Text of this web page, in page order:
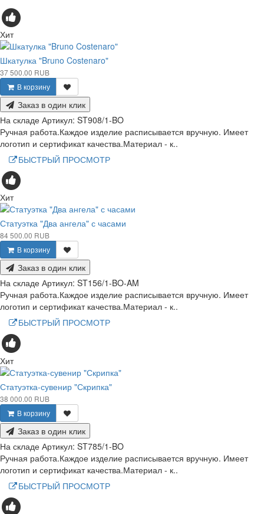
Хит
Шкатулка "Bruno Costenaro"
37 500.00 RUB
В корзину
Заказ в один клик
На складе Артикул: ST908/1-BO
Ручная работа.Каждое изделие расписывается вручную. Имеет
логотип и сертификат качества.Материал - к..
БЫСТРЫЙ ПРОСМОТР
Хит
Статуэтка "Два ангела" с часами
84 500.00 RUB
В корзину
Заказ в один клик
На складе Артикул: ST156/1-BO-AM
Ручная работа.Каждое изделие расписывается вручную. Имеет
логотип и сертификат качества.Материал - к..
БЫСТРЫЙ ПРОСМОТР
Хит
Статуэтка-сувенир "Скрипка"
38 000.00 RUB
В корзину
Заказ в один клик
На складе Артикул: ST785/1-BO
Ручная работа.Каждое изделие расписывается вручную. Имеет
логотип и сертификат качества.Материал - к..
БЫСТРЫЙ ПРОСМОТР